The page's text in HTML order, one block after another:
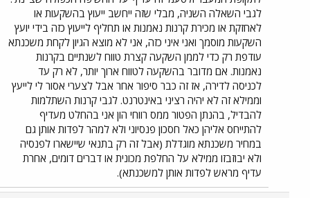
לגבי השאלה השניה, מבלי שזה ייחשב ייעוץ בהשקעות או
לאחזקת או מכירת קרנות נאמנות או תחליף לייעוץ כזה בידי יועץ
השקעות מוסמך ואני איני כזה, אני לא מוצא הגיון לקחת משכנתא
עודפת רק כדי לממן השקעה קצרת טווח לשנתיים בקרנות
נאמנות. אם מדובר בהשקעה לטווח ארוך יותר, לא רק עד
לכניסה לדירה, אז זה כבר סיפור אחר אבל לצערי אסור לי לייעץ
וממילא זה לא יהיה רציני באינטרנט. לגבי קרנות השתלמות
להבדיל, בהנתן הפטור ממס רווחי הון אני בהחלט מעדיף
להתייחס אליהן כאל חסכון פנסיוני ולא למהר לפדות אותן גם
במחיר משכנתא מוגדלת (אבל זה רק בתנאי שיישארו לפנסיה
ולא יבוזבזו ממילא על החלפת מכונית או דברים דומים, אחרת
עדיף מראש לפדות אותן למשכנתא).